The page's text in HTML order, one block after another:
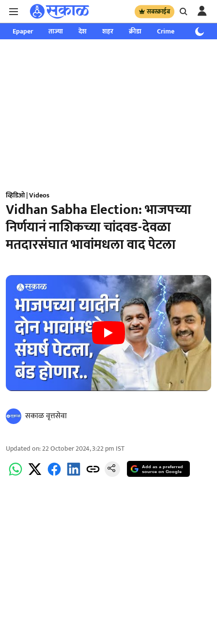
सबस्क्राईब
Epaper ताज्या देश शहर क्रीडा Crime साप्ताहिक
व्हिडिओ | Videos
Vidhan Sabha Election: भाजपच्या
निर्णयानं नाशिकच्या चांदवड-देवळा
मतदारसंघात भावांमधला वाद पेटला
सकाळ वृत्तसेवा
Updated on:22 October 2024, 3:22 pm IST
Add as a preferred
source on Google